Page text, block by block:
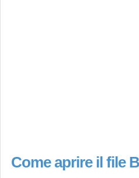
Come aprire il file